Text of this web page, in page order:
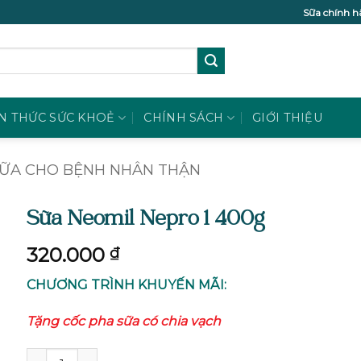
Sữa chính
THỨC SỨC KHOẺ CHÍNH SÁCH GIỚI THIỆU
CHO BỆNH NHÂN THẬN
Sữa Neomil Nepro 1 400g
320.000 ₫
CHƯƠNG TRÌNH KHUYẾN MÃI:
Tặng cốc pha sữa có chia vạch
Sữa Neomil Nepro 1 400g số lượng